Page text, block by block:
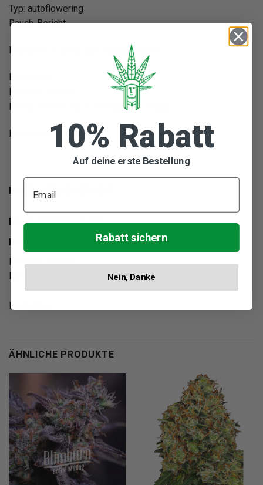
Typ: autoflowering
Rauch-Bericht
Energisch, Euphorisch, Aufgeputscht
Hersteller:
Blimburn Seeds
Dome of the Five SL Aribau, 161 08036
Barcelona
PRODUKTSICHERHEIT
Produktsicherheit
Herstellerinformationen
Blimburn Seeds
Dome of the Five SL Aribau, 161 08036
Barcelona
ÄHNLICHE PRODUKTE
10% Rabatt
Auf deine erste Bestellung
Rabatt sichern
Nein, Danke